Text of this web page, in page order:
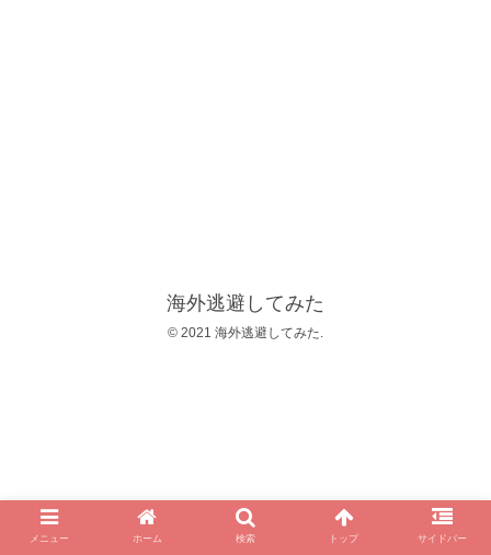
海外逃避してみた
© 2021 海外逃避してみた.
メニュー ホーム 検索 トップ サイドバー